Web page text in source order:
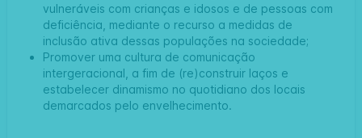
vulneráveis com crianças e idosos e de pessoas com
deficiência, mediante o recurso a medidas de
inclusão ativa dessas populações na sociedade;
Promover uma cultura de comunicação
intergeracional, a fim de (re)construir laços e
estabelecer dinamismo no quotidiano dos locais
demarcados pelo envelhecimento.